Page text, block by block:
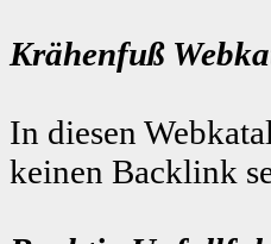
Krähenfuß
In diesen
keinen Backlink